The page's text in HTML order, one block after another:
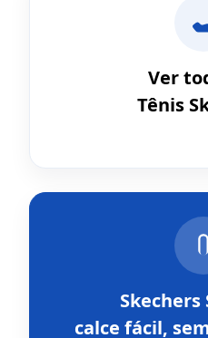
Ver
Tênis
calce fácil,